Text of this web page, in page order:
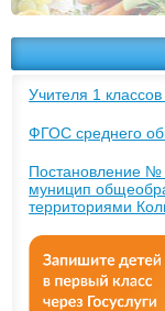
Учителя 1
ФГОС среднего
Постановление №
муницип
территориями